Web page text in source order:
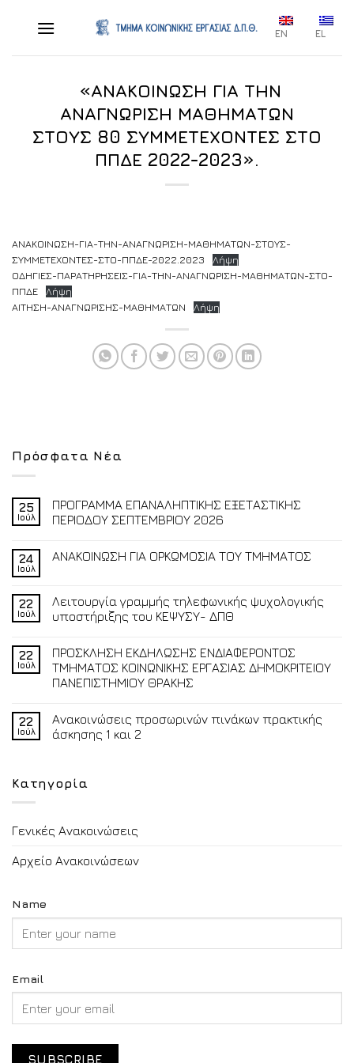
EN EL
«ΑΝΑΚΟΙΝΩΣΗ ΓΙΑ ΤΗΝ
ΑΝΑΓΝΩΡΙΣΗ ΜΑΘΗΜΑΤΩΝ
ΣΤΟΥΣ 80 ΣΥΜΜΕΤΕΧΟΝΤΕΣ ΣΤΟ
ΠΠΔΕ 2022-2023».
ΑΝΑΚΟΙΝΩΣΗ-ΓΙΑ-ΤΗΝ-ΑΝΑΓΝΩΡΙΣΗ-ΜΑΘΗΜΑΤΩΝ-ΣΤΟΥΣ-
ΣΥΜΜΕΤΕΧΟΝΤΕΣ-ΣΤΟ-ΠΠΔΕ-2022.2023
Λήψη
ΟΔΗΓΙΕΣ-ΠΑΡΑΤΗΡΗΣΕΙΣ-ΓΙΑ-ΤΗΝ-ΑΝΑΓΝΩΡΙΣΗ-ΜΑΘΗΜΑΤΩΝ-ΣΤΟ-
ΠΠΔΕ
Λήψη
ΑΙΤΗΣΗ-ΑΝΑΓΝΩΡΙΣΗΣ-ΜΑΘΗΜΑΤΩΝ
Λήψη
Πρόσφατα Νέα
25
Ιούλ
ΠΡΟΓΡΑΜΜΑ ΕΠΑΝΑΛΗΠΤΙΚΗΣ ΕΞΕΤΑΣΤΙΚΗΣ
ΠΕΡΙΟΔΟΥ ΣΕΠΤΕΜΒΡΙΟΥ 2026
24
Ιούλ
ΑΝΑΚΟΙΝΩΣΗ ΓΙΑ ΟΡΚΩΜΟΣΙΑ ΤΟΥ ΤΜΗΜΑΤΟΣ
22
Ιούλ
Λειτουργία γραμμής τηλεφωνικής ψυχολογικής
υποστήριξης του ΚΕΨΥΣΥ- ΔΠΘ
22
Ιούλ
ΠΡΟΣΚΛΗΣΗ ΕΚΔΗΛΩΣΗΣ ΕΝΔΙΑΦΕΡΟΝΤΟΣ
ΤΜΗΜΑΤΟΣ ΚΟΙΝΩΝΙΚΗΣ ΕΡΓΑΣΙΑΣ ΔΗΜΟΚΡΙΤΕΙΟΥ
ΠΑΝΕΠΙΣΤΗΜΙΟΥ ΘΡΑΚΗΣ
22
Ιούλ
Ανακοινώσεις προσωρινών πινάκων πρακτικής
άσκησης 1 και 2
Κατηγορία
Γενικές Ανακοινώσεις
Αρχείο Ανακοινώσεων
Name
Email